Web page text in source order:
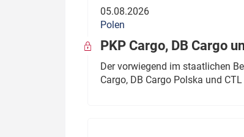
05.08.2026
Polen
PKP Cargo, DB Cargo
Der vorwiegend im staatlichen
Cargo, DB Cargo Polska und